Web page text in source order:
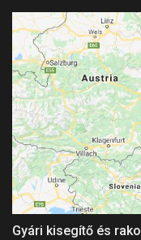
Gyári kisegítő és